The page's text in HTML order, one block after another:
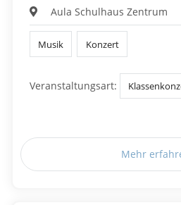
Aula Schulhaus Zentrum
Musik Konzert
Veranstaltungsart:
Mehr